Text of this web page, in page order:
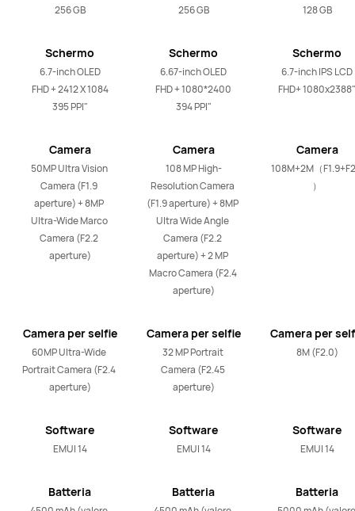
256 GB
Schermo
6.7-inch OLED
FHD + 2412 X 1084
395 PPI"
Camera
posteriore
50MP Ultra Vision
Camera (F1.9
aperture) + 8MP
Ultra-Wide Marco
Camera (F2.2
aperture)
Camera per selfie
60MP Ultra-Wide
Portrait Camera (F2.4
aperture)
Software
EMUI 14
Batteria
256 GB
Schermo
6.67-inch OLED
FHD + 1080*2400
394 PPI"
Camera
posteriore
108 MP High-
Resolution Camera
(F1.9 aperture) + 8MP
Ultra Wide Angle
Camera (F2.2
aperture) + 2 MP
Macro Camera (F2.4
aperture)
Camera per selfie
32 MP Portrait
Camera (F2.45
aperture)
Software
EMUI 14
Batteria
128 GB
Schermo
6.7-inch IPS LCD
FHD+ 1080x2388"
Camera
posteriore
108M+2M（
）
Camera per
8M (F2.0)
Software
EMUI 14
Batteria